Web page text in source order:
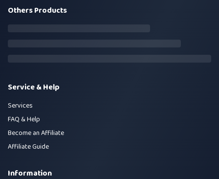
Others Products
Service & Help
Services
FAQ & Help
Become an Affiliate
Affiliate Guide
Information